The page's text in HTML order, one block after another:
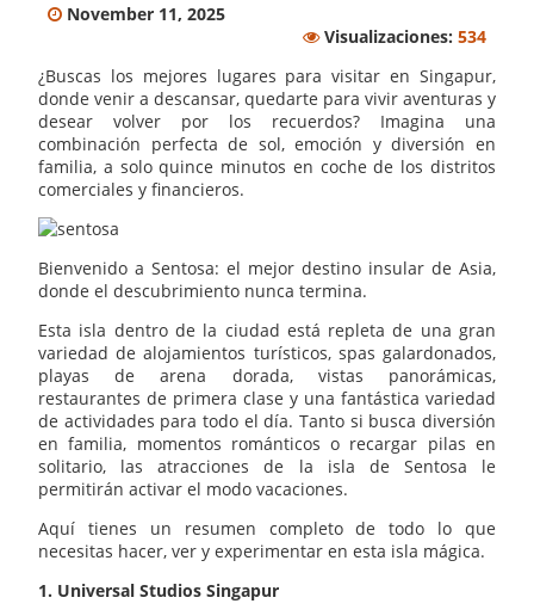
November 11, 2025
Visualizaciones: 534
¿Buscas los mejores lugares para visitar en Singapur,
donde venir a descansar, quedarte para vivir aventuras y
desear volver por los recuerdos? Imagina una
combinación perfecta de sol, emoción y diversión en
familia, a solo quince minutos en coche de los distritos
comerciales y financieros.
Bienvenido a Sentosa: el mejor destino insular de Asia,
donde el descubrimiento nunca termina.
Esta isla dentro de la ciudad está repleta de una gran
variedad de alojamientos turísticos, spas galardonados,
playas de arena dorada, vistas panorámicas,
restaurantes de primera clase y una fantástica variedad
de actividades para todo el día. Tanto si busca diversión
en familia, momentos románticos o recargar pilas en
solitario, las atracciones de la isla de Sentosa le
permitirán activar el modo vacaciones.
Aquí tienes un resumen completo de todo lo que
necesitas hacer, ver y experimentar en esta isla mágica.
1. Universal Studios Singapur